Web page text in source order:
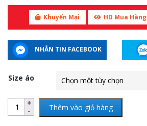
Khuyến Mại HD Mua Hàng
NHẮN TIN FACEBOOK
Size áo
Thêm vào giỏ hàng